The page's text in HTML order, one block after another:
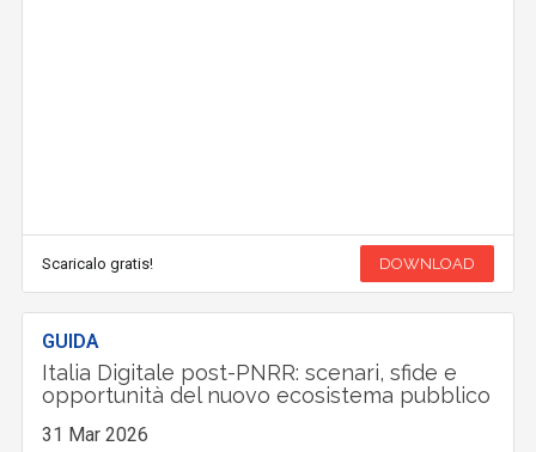
Scaricalo gratis! DOWNLOAD
GUIDA
Italia Digitale post-PNRR: scenari, sfide e
opportunità del nuovo ecosistema pubblico
31 Mar 2026